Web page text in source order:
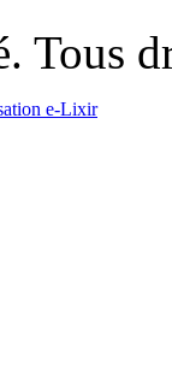
Tous
e-Lixir